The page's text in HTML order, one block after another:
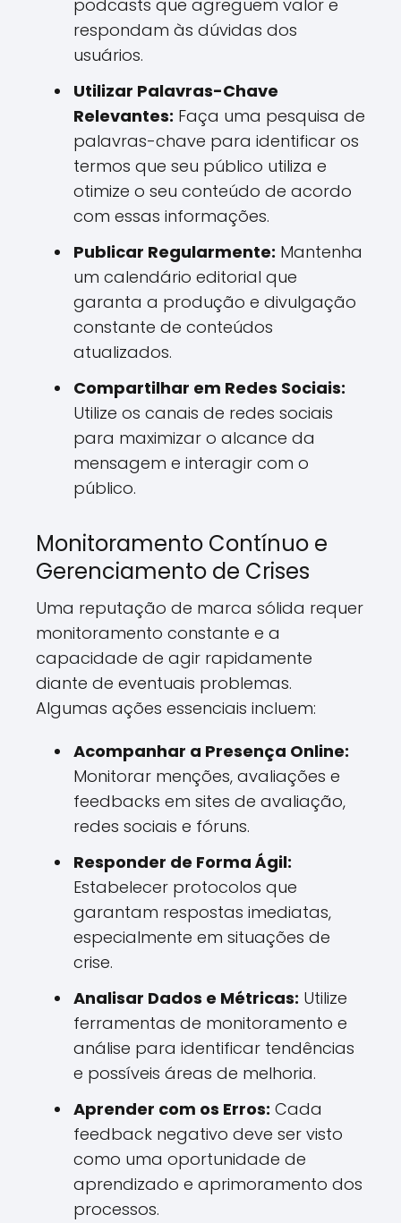
podcasts que agreguem valor e
respondam às dúvidas dos
usuários.
Utilizar Palavras-Chave
Relevantes: Faça uma pesquisa de
palavras-chave para identificar os
termos que seu público utiliza e
otimize o seu conteúdo de acordo
com essas informações.
Publicar Regularmente: Mantenha
um calendário editorial que
garanta a produção e divulgação
constante de conteúdos
atualizados.
Compartilhar em Redes Sociais:
Utilize os canais de redes sociais
para maximizar o alcance da
mensagem e interagir com o
público.
Monitoramento Contínuo e
Gerenciamento de Crises
Uma reputação de marca sólida requer
monitoramento constante e a
capacidade de agir rapidamente
diante de eventuais problemas.
Algumas ações essenciais incluem:
Acompanhar a Presença Online:
Monitorar menções, avaliações e
feedbacks em sites de avaliação,
redes sociais e fóruns.
Responder de Forma Ágil:
Estabelecer protocolos que
garantam respostas imediatas,
especialmente em situações de
crise.
Analisar Dados e Métricas: Utilize
ferramentas de monitoramento e
análise para identificar tendências
e possíveis áreas de melhoria.
Aprender com os Erros: Cada
feedback negativo deve ser visto
como uma oportunidade de
aprendizado e aprimoramento dos
processos.